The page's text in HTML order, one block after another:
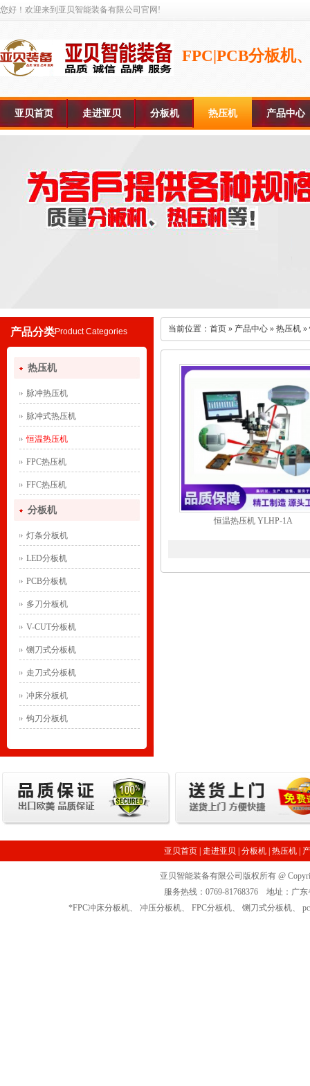
您好！欢迎来到亚贝智能装备有限公司官网!
FPC|PCB分板机
亚贝首页 走进亚贝 分板机 热压机 产品中心
产品分类Product Categories
热压机
脉冲热压机
脉冲式热压机
恒温热压机
FPC热压机
FFC热压机
分板机
灯条分板机
LED分板机
PCB分板机
多刀分板机
V-CUT分板机
铡刀式分板机
走刀式分板机
冲床分板机
钩刀分板机
当前位置： 首页 » 产品中心 » 热压机 »
恒温热压机 YLHP-1A
亚贝首页 走进亚贝 分板机 热压机
亚贝智能装备有限公司版权所有 @
服务热线：0769-81768376 地址：广
*FPC冲床分板机、 冲压分板机、 FPC分板机、 铡刀式分板机、